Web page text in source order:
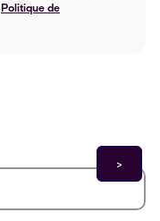
Politique de